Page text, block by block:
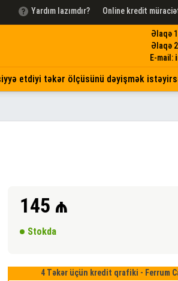
Yardım lazımdır? Online kredit
Əlaqə
Əlaqə
E-mail:
etdiyi təkər ölçüsünü dəyişmək
145 ₼
Stokda
4 Təkər üçün kredit qrafiki - Ferrum